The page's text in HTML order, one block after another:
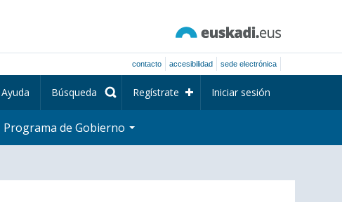
contacto accesibilidad sede electrónica
Ayuda Búsqueda Regístrate Iniciar sesión
Programa de Gobierno